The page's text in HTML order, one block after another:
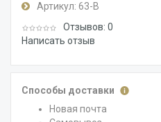
Артикул: 63-В
Отзывов: 0
Написать отзыв
Способы доставки
Новая почта